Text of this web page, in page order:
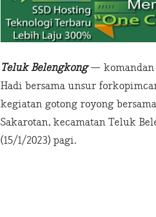
Teluk Belengkong— komandan
Hadi bersama unsur
kegiatan gotong royong
Sakarotan, kecamatan Teluk
(15/1/2023) pagi.